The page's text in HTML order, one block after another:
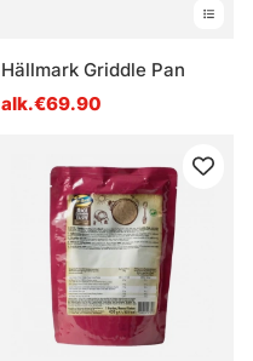
Hällmark Griddle Pan
alk.€69.90